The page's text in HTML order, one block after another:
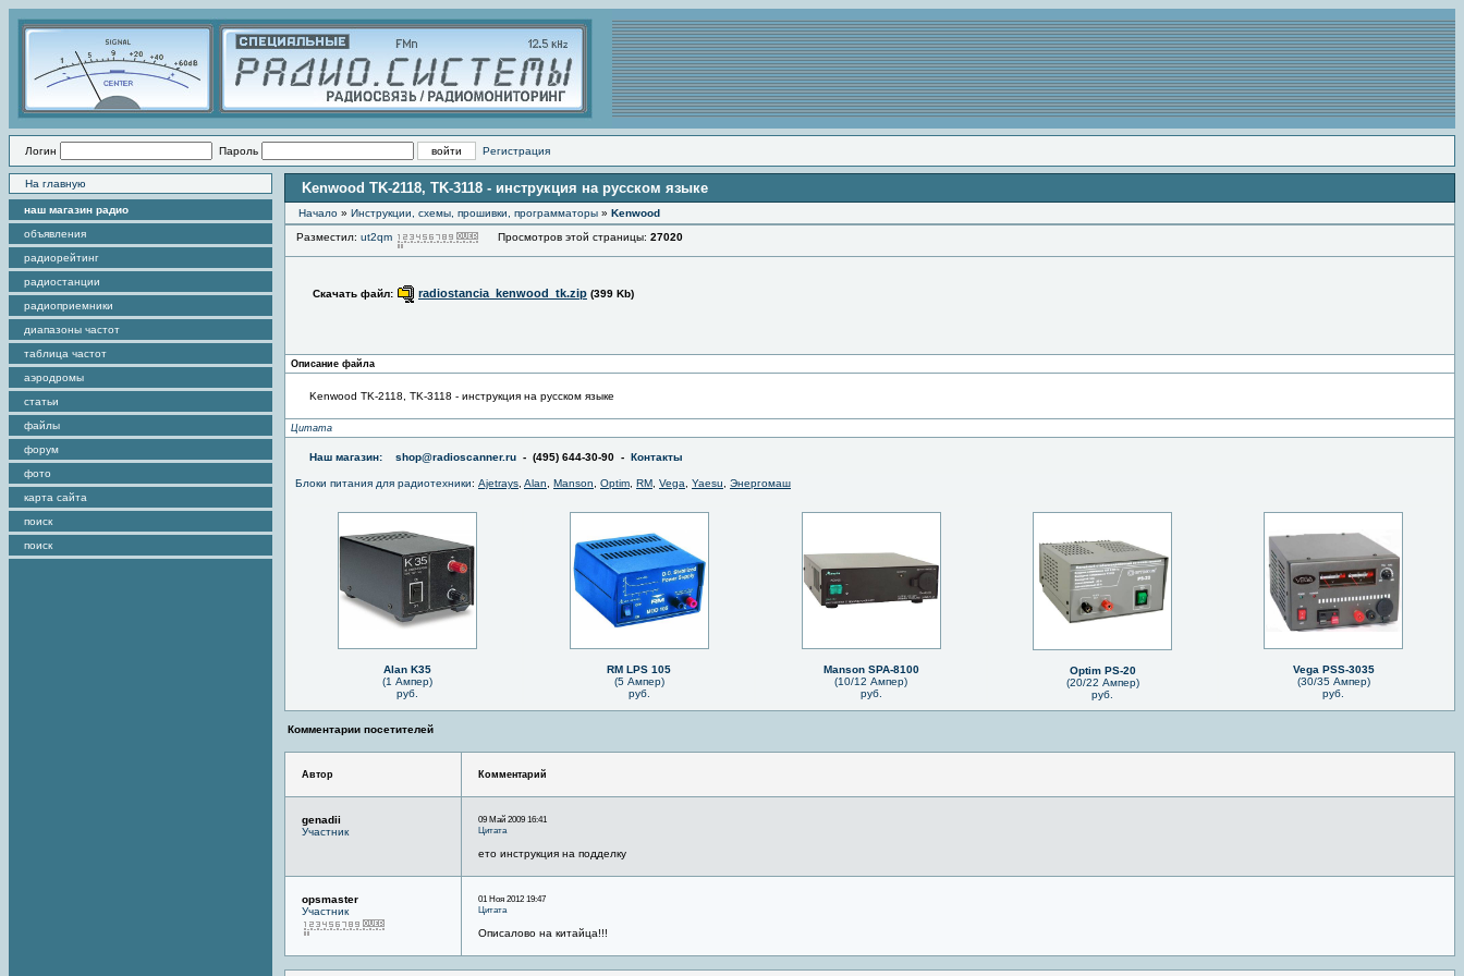
Логин Пароль Регистрация
На главную
наш магазин радио
объявления
радиорейтинг
радиостанции
радиоприемники
диапазоны частот
таблица частот
аэродромы
статьи
файлы
форум
фото
карта сайта
поиск
поиск
Kenwood TK-2118, TK-3118 - инструкция на русском языке
Начало » Инструкции, схемы, прошивки, программаторы » Kenwood
Разместил: ut2qm Просмотров этой страницы: 27020
Скачать файл: radiostancia_kenwood_tk.zip (399 Kb)
Описание файла
Kenwood TK-2118, TK-3118 - инструкция на русском языке
Цитата
Наш магазин: shop@radioscanner.ru - (495) 644-30-90 - Контакты
Блоки питания для радиотехники: Ajetrays Alan Manson Optim RM Vega Yaesu Энергомаш
Alan K35
(1 Ампер)
руб.
RM LPS 105
(5 Ампер)
руб.
Manson SPA-8100
(10/12 Ампер)
руб.
Optim PS-20
(20/22 Ампер)
руб.
Vega PSS-3035
(30/35 Ампер)
руб.
Комментарии посетителей
Автор Комментарий
genadii
Участник
09 Май 2009 16:41
Цитата
ето инструкция на подделку
opsmaster
Участник
01 Ноя 2012 19:47
Цитата
Описалово на китайца!!!